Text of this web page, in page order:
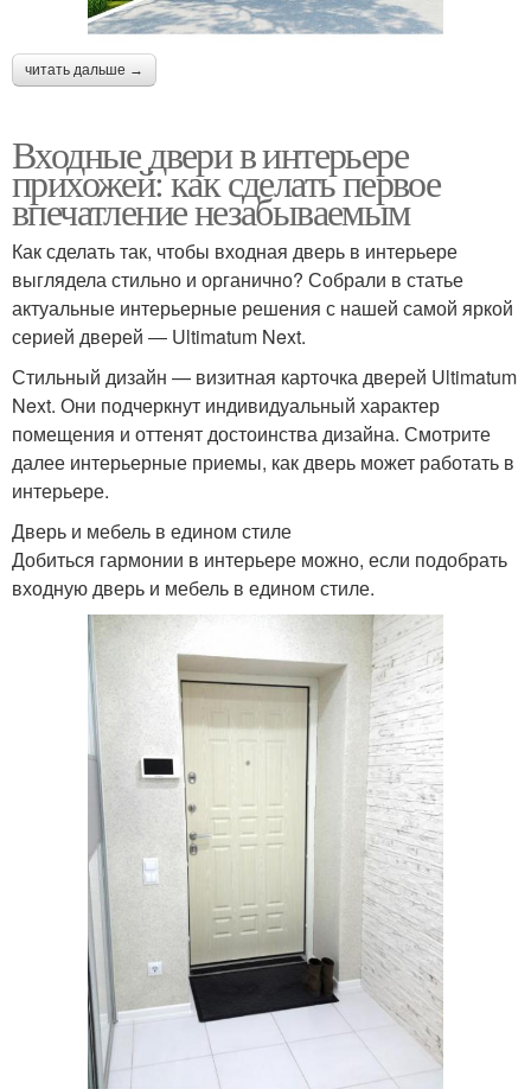
читать дальше →
Входные двери в интерьере
прихожей: как сделать первое
впечатление незабываемым
Как сделать так, чтобы входная дверь в интерьере
выглядела стильно и органично? Собрали в статье
актуальные интерьерные решения с нашей самой яркой
серией дверей ― Ultimatum Next.
Стильный дизайн — визитная карточка дверей Ultimatum
Next. Они подчеркнут индивидуальный характер
помещения и оттенят достоинства дизайна. Смотрите
далее интерьерные приемы, как дверь может работать в
интерьере.
Дверь и мебель в едином стиле
Добиться гармонии в интерьере можно, если подобрать
входную дверь и мебель в едином стиле.